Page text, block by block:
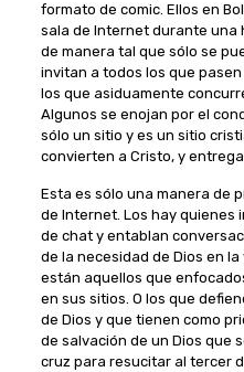
formato de comic. Ellos en
sala de Internet durante una
de manera tal que sólo se
invitan a todos los que
los que asiduamente
Algunos se enojan por el
sólo un sitio y es un sitio
convierten a Cristo, y
Esta es sólo una manera de
de Internet. Los hay quienes
de chat y entablan
de la necesidad de Dios en
están aquellos que
en sus sitios. O los que
de Dios y que tienen como
de salvación de un Dios que
cruz para resucitar al tercer